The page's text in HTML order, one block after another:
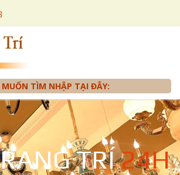
Tuấn
TÌM NHẬP TẠI ĐÂY:
TRÍ24H